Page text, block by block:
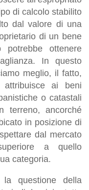
di calcolo stabilito
dal valore di una
di un bene
potrebbe ottenere
In questo
meglio, il fatto,
ai beni
o catastali
ancorché
in posizione di
dal mercato
a quello
categoria.
questione della